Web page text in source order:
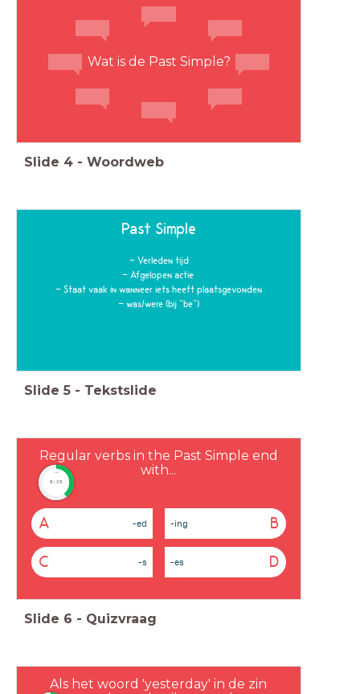
Wat is de Past Simple?
Slide 4 - Woordweb
Past Simple
- Verleden tijd
- Afgelopen actie
- Staat vaak in wanneer iets heeft plaatsgevonden
- was/were (bij "be")
Slide 5 - Tekstslide
Regular verbs in the Past Simple end
with...
timer
0:15
A -ed B
-ing
C -s D
-es
Slide 6 - Quizvraag
Als het woord 'yesterday' in de zin